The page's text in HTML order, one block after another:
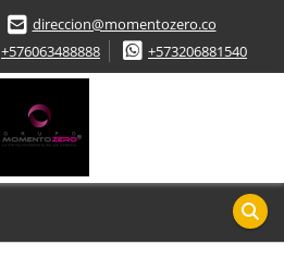
direccion@momentozero.co
+576063488888
+573206881540